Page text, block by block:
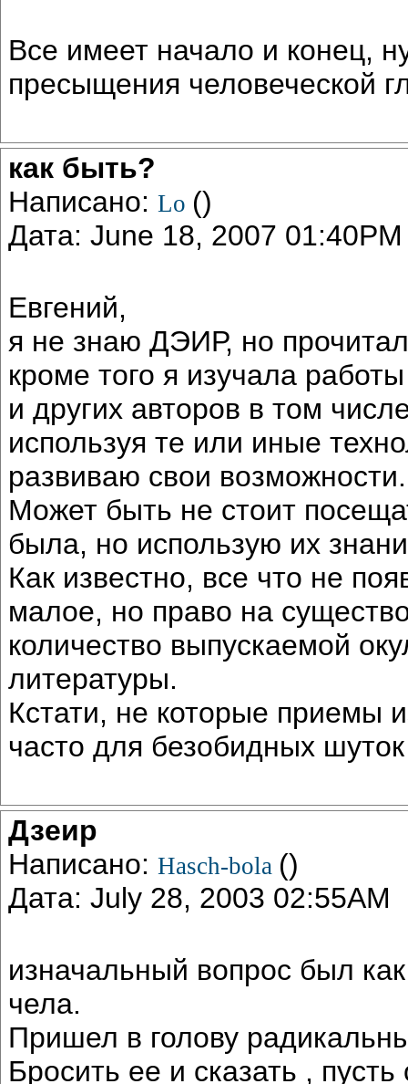
Все имеет начало и конец,
пресыщения человеческой
как быть?
Написано: Lo ()
Дата: June 18, 2007 01:40PM
Евгений,
я не знаю ДЭИР, но
кроме того я изучала
и других авторов в том
используя те или иные
развиваю свои возможности.
Может быть не стоит
была, но использую их
Как известно, все что не
малое, но право на
количество выпускаемой
литературы.
Кстати, не которые приемы
часто для безобидных
Дзеир
Написано: Hasch-bola ()
Дата: July 28, 2003 02:55AM
изначальный вопрос был
чела.
Пришел в голову
Бросить ее и сказать ,